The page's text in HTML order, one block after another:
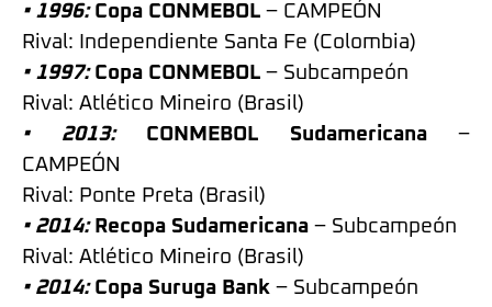
• 1996: Copa CONMEBOL – CAMPEÓN
Rival: Independiente Santa Fe (Colombia)
• 1997: Copa CONMEBOL – Subcampeón
Rival: Atlético Mineiro (Brasil)
• 2013:
CONMEBOL Sudamericana–
CAMPEÓN
Rival: Ponte Preta (Brasil)
• 2014: Recopa Sudamericana – Subcampeón
Rival: Atlético Mineiro (Brasil)
• 2014: Copa Suruga Bank – Subcampeón